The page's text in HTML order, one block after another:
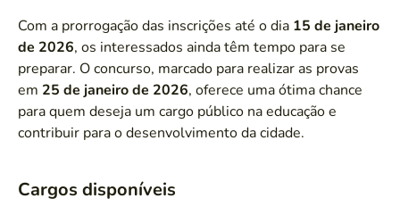
Com a prorrogação das inscrições até o dia 15 de janeiro
de 2026, os interessados ainda têm tempo para se
preparar. O concurso, marcado para realizar as provas
em 25 de janeiro de 2026, oferece uma ótima chance
para quem deseja um cargo público na educação e
contribuir para o desenvolvimento da cidade.
Cargos disponíveis